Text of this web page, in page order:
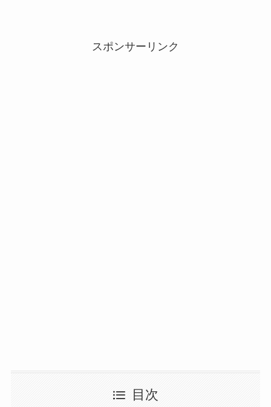
スポンサーリンク
目次